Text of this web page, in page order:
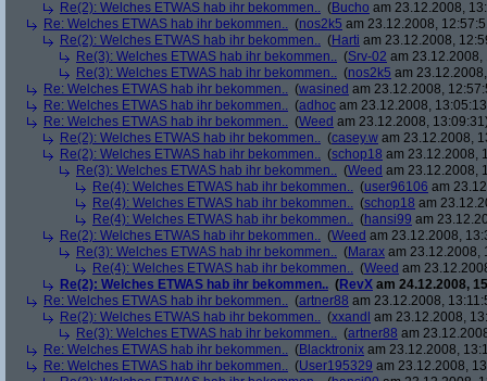
Re(2): Welches ETWAS hab ihr bekommen.. (Bucho am 23.12.2008,
Re: Welches ETWAS hab ihr bekommen.. (nos2k5 am 23.12.2008,
Re(2): Welches ETWAS hab ihr bekommen.. (Harti am 23.12.2008,
Re(3): Welches ETWAS hab ihr bekommen.. (Srv-02 am 23.12.2008,
Re(3): Welches ETWAS hab ihr bekommen.. (nos2k5 am
Re: Welches ETWAS hab ihr bekommen.. (wasined am 23.12.2008,
Re: Welches ETWAS hab ihr bekommen.. (adhoc am 23.12.2008,
Re: Welches ETWAS hab ihr bekommen.. (Weed am 23.12.2008,
Re(2): Welches ETWAS hab ihr bekommen.. (casey.w am 23.12.2008,
Re(2): Welches ETWAS hab ihr bekommen.. (schop18 am 23.12.2008,
Re(3): Welches ETWAS hab ihr bekommen.. (Weed am 23.12.2008,
Re(4): Welches ETWAS hab ihr bekommen.. (user96106 am
Re(4): Welches ETWAS hab ihr bekommen.. (schop18 am
Re(4): Welches ETWAS hab ihr bekommen.. (hansi99 am
Re(2): Welches ETWAS hab ihr bekommen.. (Weed am 23.12.2008,
Re(3): Welches ETWAS hab ihr bekommen.. (Marax am 23.12.2008,
Re(4): Welches ETWAS hab ihr bekommen.. (Weed am
Re(2): Welches ETWAS hab ihr bekommen.. (RevX am 24.12.2008,
Re: Welches ETWAS hab ihr bekommen.. (artner88 am 23.12.2008,
Re(2): Welches ETWAS hab ihr bekommen.. (xxandl am 23.12.2008,
Re(3): Welches ETWAS hab ihr bekommen.. (artner88 am
Re: Welches ETWAS hab ihr bekommen.. (Blacktronix am 23.12.2008,
Re: Welches ETWAS hab ihr bekommen.. (User195329 am 23.12.2008,